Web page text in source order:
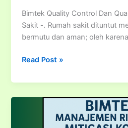
Bimtek Quality Control Dan
Sakit -. Rumah sakit dituntut
bermutu dan aman; oleh
Bimtek
Control
Dan
Assurance
Read Post »